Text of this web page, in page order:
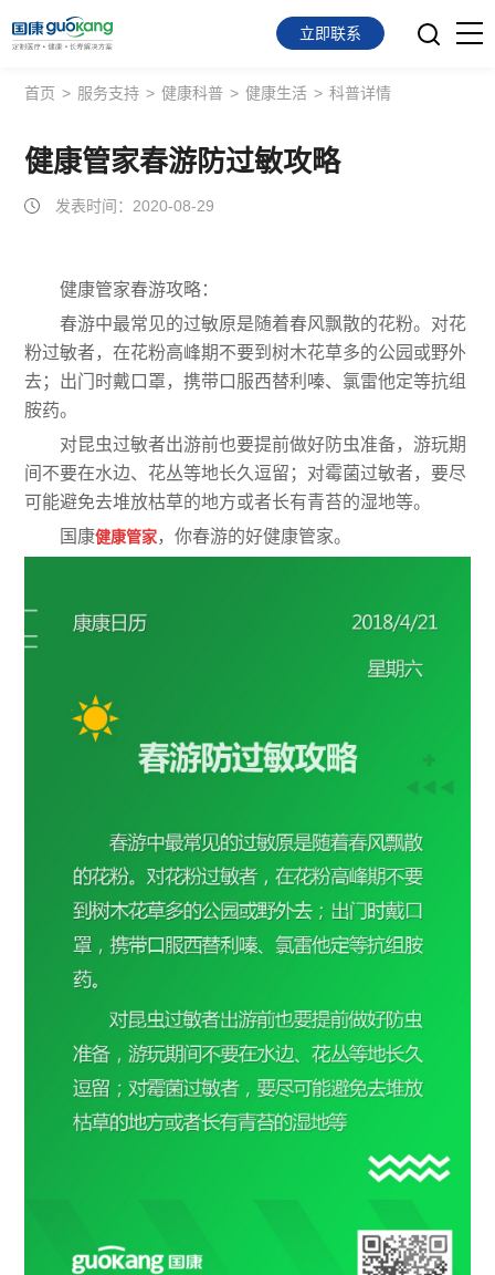
首页
面向会员
面向企业
关于我们
立即联系
首页 > 服务支持 > 健康科普 > 健康生活 > 科普详情
健康管家春游防过敏攻略
发表时间：2020-08-29
健康管家春游攻略：
春游中最常见的过敏原是随着春风飘散的花粉。对花
粉过敏者，在花粉高峰期不要到树木花草多的公园或野外
去；出门时戴口罩，携带口服西替利嗪、氯雷他定等抗组
胺药。
对昆虫过敏者出游前也要提前做好防虫准备，游玩期
间不要在水边、花丛等地长久逗留；对霉菌过敏者，要尽
可能避免去堆放枯草的地方或者长有青苔的湿地等。
国康健康管家，你春游的好健康管家。